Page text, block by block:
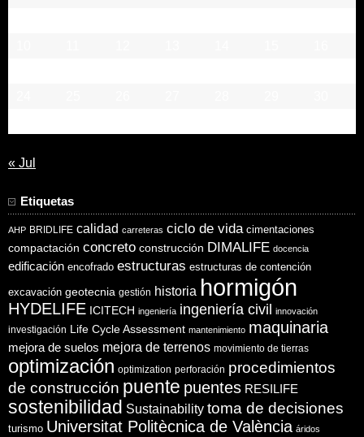
« Jul
Etiquetas
AHP BRIDLIFE calidad carreteras ciclo de vida cimentaciones
compactación concreto construcción DIMALIFE docencia
edificación encofrado estructuras estructuras de contención
excavación geotecnia gestión historia hormigón
HYDELIFE ICITECH ingeniería ingeniería civil innovación
investigación Life Cycle Assessment mantenimiento maquinaria
mejora de suelos mejora de terrenos movimiento de tierras
optimización optimization perforación procedimientos
de construcción puente puentes RESILIFE
sostenibilidad Sustainability toma de decisiones
turismo Universitat Politècnica de València áridos